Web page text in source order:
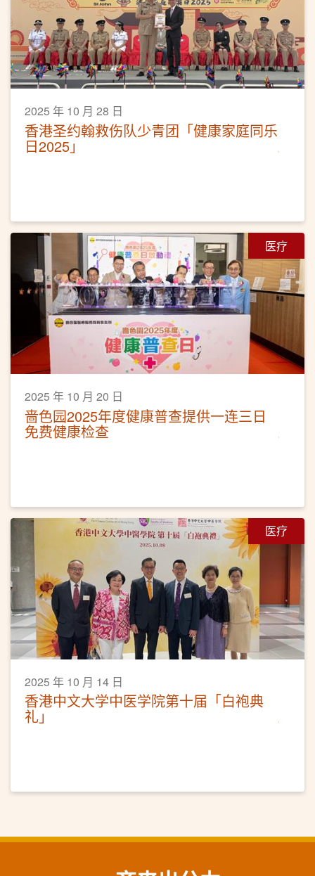
2025 年 10 月 28 日
香港圣约翰救伤队少青团「健康家庭同乐
日2025」
医疗
2025 年 10 月 20 日
啬色园2025年度健康普查提供一连三日
免费健康检查
医疗
2025 年 10 月 14 日
香港中文大学中医学院第十届「白袍典
礼」